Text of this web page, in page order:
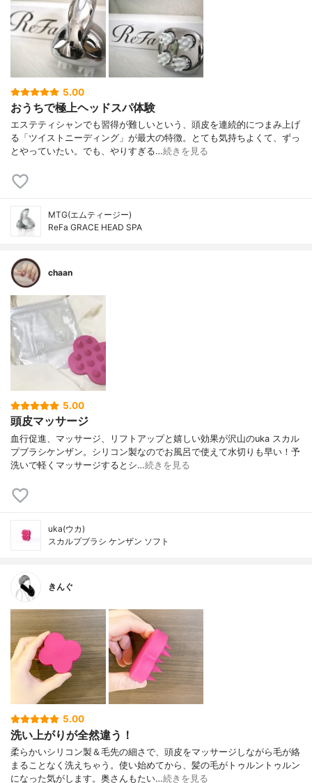
5.00
おうちで極上ヘッドスパ体験
エステティシャンでも習得が難しいという、頭皮を連続的につまみ上げ
る「ツイストニーディング」が最大の特徴。とても気持ちよくて、ずっ
とやっていたい。でも、やりすぎる…続きを見る
MTG(エムティージー)
ReFa GRACE HEAD SPA
chaan
5.00
頭皮マッサージ
血行促進、マッサージ、リフトアップと嬉しい効果が沢山のuka スカル
プブラシケンザン。シリコン製なのでお風呂で使えて水切りも早い！予
洗いで軽くマッサージするとシ…続きを見る
uka(ウカ)
スカルプブラシ ケンザン ソフト
きんぐ
5.00
洗い上がりが全然違う！
柔らかいシリコン製＆毛先の細さで、頭皮をマッサージしながら毛が絡
まることなく洗えちゃう。使い始めてから、髪の毛がトゥルントゥルン
になった気がします。奥さんもたい…続きを見る